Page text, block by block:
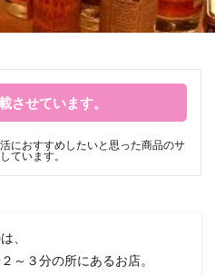
させています。
におすすめしたいと思った商品のサ
ています。
、
３分の所にあるお店。